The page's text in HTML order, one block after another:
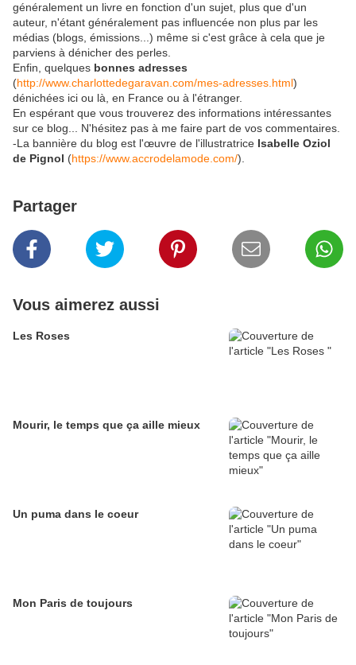
généralement un livre en fonction d'un sujet, plus que d'un
auteur, n'étant généralement pas influencée non plus par les
médias (blogs, émissions...) même si c'est grâce à cela que je
parviens à dénicher des perles.
Enfin, quelques bonnes adresses
(http://www.charlottedegaravan.com/mes-adresses.html)
dénichées ici ou là, en France ou à l'étranger.
En espérant que vous trouverez des informations intéressantes
sur ce blog... N'hésitez pas à me faire part de vos commentaires.
-La bannière du blog est l'œuvre de l'illustratrice Isabelle Oziol
de Pignol (https://www.accrodelamode.com/).
Partager
Vous aimerez aussi
Les Roses
Mourir, le temps que ça aille mieux
Un puma dans le coeur
Mon Paris de toujours